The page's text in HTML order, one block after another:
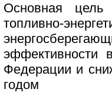
Основная цель
топливно-
эффективности
Федерации и
годом